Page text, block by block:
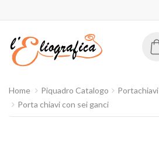
Home Piquadro Catalogo
Portachiavi
Porta chiavi con sei ganci